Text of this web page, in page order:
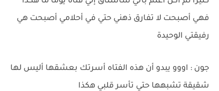
فهي أصبحت لا تفارق ذهني حتي في أحلامي أصبحت هي
رفيقتي الوحيدة
جون : اووو يبدو أن هذه الفتاه أسرتك بعشقها أليس لها
شقيقة تشبهها حتي تأسر قلبي هكذا